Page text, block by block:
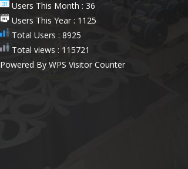
Users This Month : 36
Users This Year : 1125
Total Users : 8925
Total views : 115721
Powered By WPS Visitor Counter